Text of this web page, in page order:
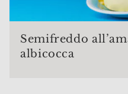
Semifreddo
albicocca